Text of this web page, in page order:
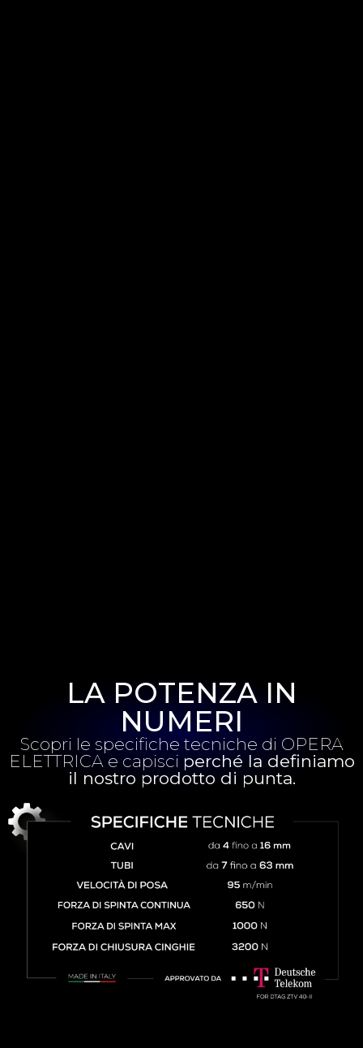
LA POTENZA IN
NUMERI
Scopri le specifiche tecniche di OPERA
ELETTRICA e capisci perché la definiamo
il nostro prodotto di punta.